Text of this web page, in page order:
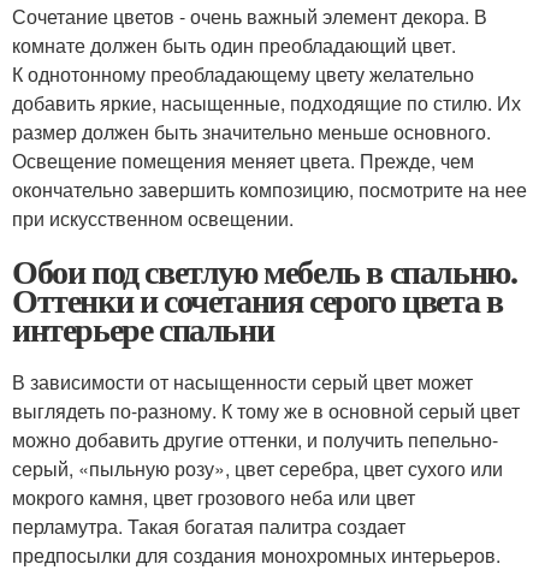
Сочетание цветов - очень важный элемент декора. В
комнате должен быть один преобладающий цвет.
К однотонному преобладающему цвету желательно
добавить яркие, насыщенные, подходящие по стилю. Их
размер должен быть значительно меньше основного.
Освещение помещения меняет цвета. Прежде, чем
окончательно завершить композицию, посмотрите на нее
при искусственном освещении.
Обои под светлую мебель в спальню.
Оттенки и сочетания серого цвета в
интерьере спальни
В зависимости от насыщенности серый цвет может
выглядеть по-разному. К тому же в основной серый цвет
можно добавить другие оттенки, и получить пепельно-
серый, «пыльную розу», цвет серебра, цвет сухого или
мокрого камня, цвет грозового неба или цвет
перламутра. Такая богатая палитра создает
предпосылки для создания монохромных интерьеров.